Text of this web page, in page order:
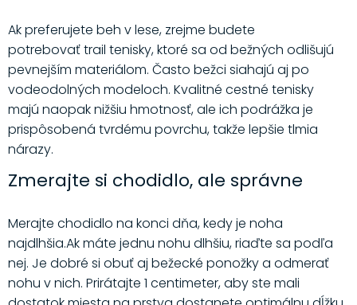
Ak preferujete beh v lese, zrejme budete
potrebovať trail tenisky, ktoré sa od bežných odlišujú
pevnejším materiálom. Často bežci siahajú aj po
vodeodolných modeloch. Kvalitné cestné tenisky
majú naopak nižšiu hmotnosť, ale ich podrážka je
prispôsobená tvrdému povrchu, takže lepšie tlmia
nárazy.
Zmerajte si chodidlo, ale správne
Merajte chodidlo na konci dňa, kedy je noha
najdlhšia.Ak máte jednu nohu dlhšiu, riaďte sa podľa
nej. Je dobré si obuť aj bežecké ponožky a odmerať
nohu v nich. Prirátajte 1 centimeter, aby ste mali